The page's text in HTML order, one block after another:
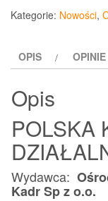
KLASYFIKACJA
DZIAŁALNOŚCI
Kategorie: Nowości,
OPIS
Opis
POLSKA
Wydawca:
Kadr Sp z o.o.